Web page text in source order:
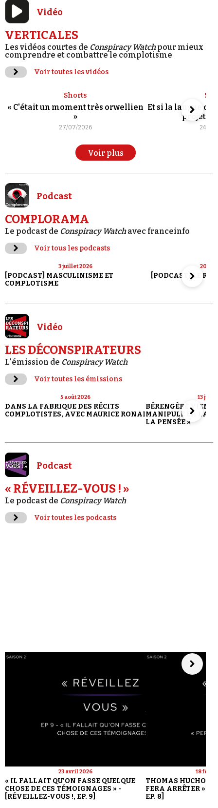
Vidéo
VERTICALES
Les vidéos courtes de Conspiracy Watchpour mieux
comprendre et combattre le complotisme
Voir toutes les vidéos
Shorts
« C'était un moment très orwellien
»
27/07/2026
Et si la langue de
projet
24/
Voir plus
Podcast
COMPLORAMA
Le podcast de Conspiracy Watchavec franceinfo
Voir tous les podcasts
3 juillet 2026
[PODCAST] MASCULINISME ET
COMPLOTISME
20
[PODCAST] LE
Vidéo
LES DÉCONSPIRATEURS
L'émission de Conspiracy Watch
Voir toutes les émissions
5 août 2026
DANS LA FABRIQUE DES RÉCITS
COMPLOTISTES, AVEC MAURICE RONAI
13
BÉRENGÈRE
MANIPULE LA
LA PENSÉE »
Podcast
« RÉVEILLEZ-VOUS ! »
Le podcast de Conspiracy Watch
Voir toutes les podcasts
23 avril 2026
« IL FALLAIT QU'ON FASSE QUELQUE
CHOSE DE CES TÉMOIGNAGES » -
[RÉVEILLEZ-VOUS !, EP. 9]
18
THOMAS HUCHON :
FERA ARRÊTER » -
EP. 8]